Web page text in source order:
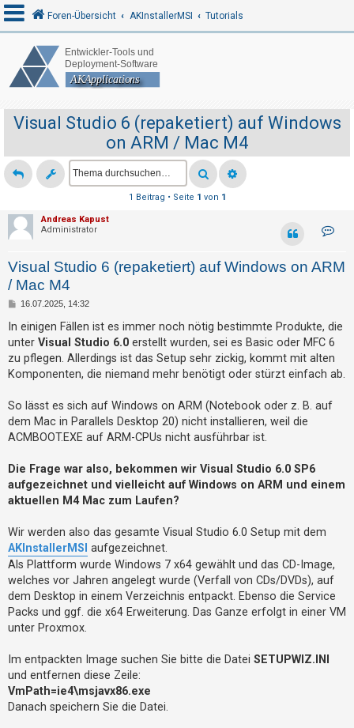
A
m
l
d
n
R
e
g
i
s
t
r
i
e
r
n
U
n
b
e
a
n
w
o
r
Foren-Übersicht AKInstallerMSI Tutorials
Visual Studio 6 (repaketiert) auf Windows
on ARM / Mac M4
1 Beitrag • Seite 1 von 1
Andreas Kapust
Administrator
a
e
n
u
Visual Studio 6 (repaketiert) auf Windows on ARM
/ Mac M4
B
r
a
g
16.07.2025, 14:32
In einigen Fällen ist es immer noch nötig bestimmte Produkte, die
unter Visual Studio 6.0 erstellt wurden, sei es Basic oder MFC 6
zu pflegen. Allerdings ist das Setup sehr zickig, kommt mit alten
Komponenten, die niemand mehr benötigt oder stürzt einfach ab.
So lässt es sich auf Windows on ARM (Notebook oder z. B. auf
dem Mac in Parallels Desktop 20) nicht installieren, weil die
ACMBOOT.EXE auf ARM-CPUs nicht ausführbar ist.
Die Frage war also, bekommen wir Visual Studio 6.0 SP6
aufgezeichnet und vielleicht auf Windows on ARM und einem
aktuellen M4 Mac zum Laufen?
Wir werden also das gesamte Visual Studio 6.0 Setup mit dem
AKInstallerMSI aufgezeichnet.
Als Plattform wurde Windows 7 x64 gewählt und das CD-Image,
welches vor Jahren angelegt wurde (Verfall von CDs/DVDs), auf
dem Desktop in einem Verzeichnis entpackt. Ebenso die Service
Packs und ggf. die x64 Erweiterung. Das Ganze erfolgt in einer VM
unter Proxmox.
Im entpackten Image suchen Sie bitte die Datei SETUPWIZ.INI
und entfernen diese Zeile:
VmPath=ie4\msjavx86.exe
Danach speichern Sie die Datei.